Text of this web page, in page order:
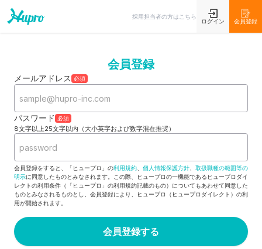
採用担当者の方はこちら
ログイン 会員登録
会員登録
メールアドレス 必須
パスワード 必須
8文字以上25文字以内（大小英字および数字混在推奨）
会員登録をすると、「ヒュープロ」の利用規約 個人情報保護方針
取扱職種の範囲等の
明示に同意したものとみなされます。この際、ヒュープロの一機能であるヒュープロダイ
レクトの利用条件（「ヒュープロ」の利用規約記載のもの）についてもあわせて同意した
ものとみなされるものとし、会員登録により、ヒュープロ（ヒュープロダイレクト）の利
用が開始されます。
会員登録する